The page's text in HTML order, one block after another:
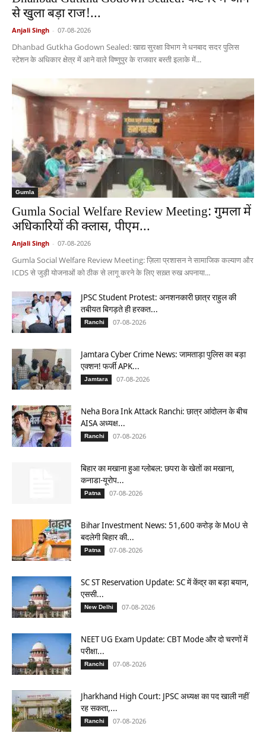
से खुला बड़ा राज!...
Anjali Singh - 07-08-2026
Dhanbad Gutkha Godown Sealed: खाद्य सुरक्षा विभाग ने धनबाद सदर पुलिस
स्टेशन के अधिकार क्षेत्र में आने वाले विष्णुपुर के राजवार बस्ती इलाके में...
Gumla
Gumla Social Welfare Review Meeting: गुमला में
अधिकारियों की क्लास, पीएम...
Anjali Singh - 07-08-2026
Gumla Social Welfare Review Meeting: ज़िला प्रशासन ने सामाजिक कल्याण और
ICDS से जुड़ी योजनाओं को ठीक से लागू करने के लिए सख़्त रुख अपनाया...
JPSC Student Protest: अनशनकारी छात्र राहुल की
तबीयत बिगड़ते ही हरकत...
Ranchi 07-08-2026
Jamtara Cyber Crime News: जामताड़ा पुलिस का बड़ा
एक्शन! फर्जी APK...
Jamtara 07-08-2026
Neha Bora Ink Attack Ranchi: छात्र आंदोलन के बीच
AISA अध्यक्ष...
Ranchi 07-08-2026
बिहार का मखाना हुआ ग्लोबल: छपरा के खेतों का मखाना,
कनाडा-यूरोप...
Patna 07-08-2026
Bihar Investment News: 51,600 करोड़ के MoU से
बदलेगी बिहार की...
Patna 07-08-2026
SC ST Reservation Update: SC में केंद्र का बड़ा बयान,
एससी...
New Delhi 07-08-2026
NEET UG Exam Update: CBT Mode और दो चरणों में
परीक्षा...
Ranchi 07-08-2026
Jharkhand High Court: JPSC अध्यक्ष का पद खाली नहीं
रह सकता,...
Ranchi 07-08-2026